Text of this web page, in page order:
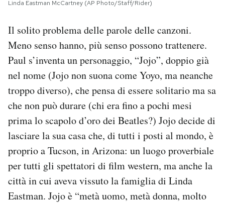
Linda Eastman McCartney (AP Photo/Staff/Rider)
Il solito problema delle parole delle canzoni.
Meno senso hanno, più senso possono trattenere.
Paul s’inventa un personaggio, “Jojo”, doppio già
nel nome (Jojo non suona come Yoyo, ma neanche
troppo diverso), che pensa di essere solitario ma sa
che non può durare (chi era fino a pochi mesi
prima lo scapolo d’oro dei Beatles?) Jojo decide di
lasciare la sua casa che, di tutti i posti al mondo, è
proprio a Tucson, in Arizona: un luogo proverbiale
per tutti gli spettatori di film western, ma anche la
città in cui aveva vissuto la famiglia di Linda
Eastman. Jojo è “metà uomo, metà donna, molto